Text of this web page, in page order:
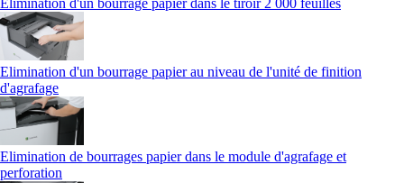
Elimination d'un bourrage papier dans le tiroir 2 000 feuilles
Elimination d'un bourrage papier au niveau de l'unité de finition
d'agrafage
Elimination de bourrages papier dans le module d'agrafage et
perforation